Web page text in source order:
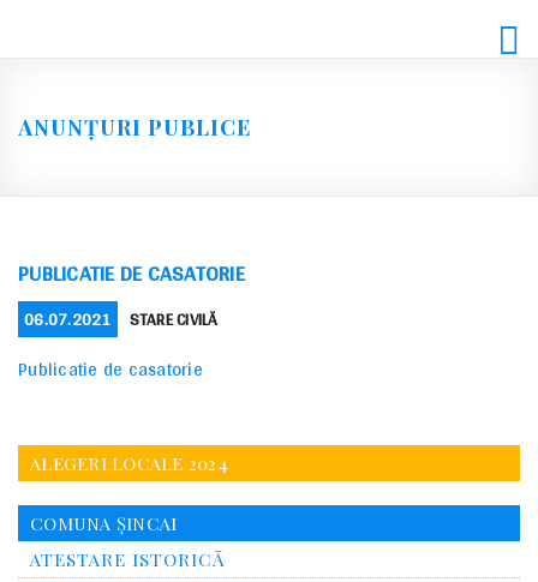
ANUNȚURI PUBLICE
PUBLICATIE DE CASATORIE
POSTED
ON
06.07.2021 CATEGORIES
STARE CIVILĂ
Publicatie de casatorie
ALEGERI LOCALE 2024
COMUNA ȘINCAI
ATESTARE ISTORICĂ